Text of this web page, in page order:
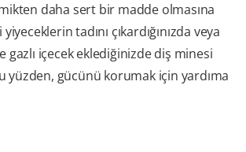
daha sert bir madde olmasına
tadını çıkardığınızda veya
gazlı içecek eklediğinizde diş minesi
yüzden, gücünü korumak için yardıma